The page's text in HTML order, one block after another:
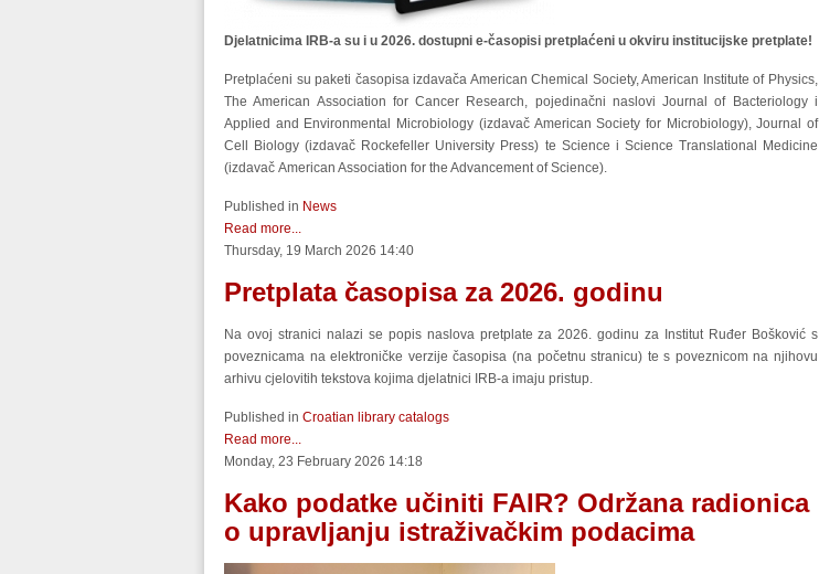
Djelatnicima IRB-a su i u 2026. dostupni e-časopisi pretplaćeni u okviru institucijske pretplate!
Pretplaćeni su paketi časopisa izdavača American Chemical Society, American Institute of Physics,
The American Association for Cancer Research, pojedinačni naslovi Journal of Bacteriology i
Applied and Environmental Microbiology (izdavač American Society for Microbiology), Journal of
Cell Biology (izdavač Rockefeller University Press) te Science i Science Translational Medicine
(izdavač American Association for the Advancement of Science).
Published in News
Read more...
Thursday, 19 March 2026 14:40
Pretplata časopisa za 2026. godinu
Na ovoj stranici nalazi se popis naslova pretplate za 2026. godinu za Institut Ruđer Bošković s
poveznicama na elektroničke verzije časopisa (na početnu stranicu) te s poveznicom na njihovu
arhivu cjelovitih tekstova kojima djelatnici IRB-a imaju pristup.
Published in Croatian library catalogs
Read more...
Monday, 23 February 2026 14:18
Kako podatke učiniti FAIR? Održana radionica
o upravljanju istraživačkim podacima